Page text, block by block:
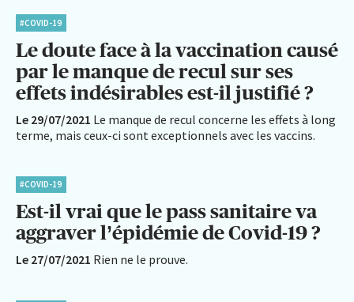
#COVID-19
Le doute face à la vaccination causé
par le manque de recul sur ses
effets indésirables est-il justifié ?
Le 29/07/2021 Le manque de recul concerne les effets à long
terme, mais ceux-ci sont exceptionnels avec les vaccins.
#COVID-19
Est-il vrai que le pass sanitaire va
aggraver l’épidémie de Covid-19 ?
Le 27/07/2021 Rien ne le prouve.